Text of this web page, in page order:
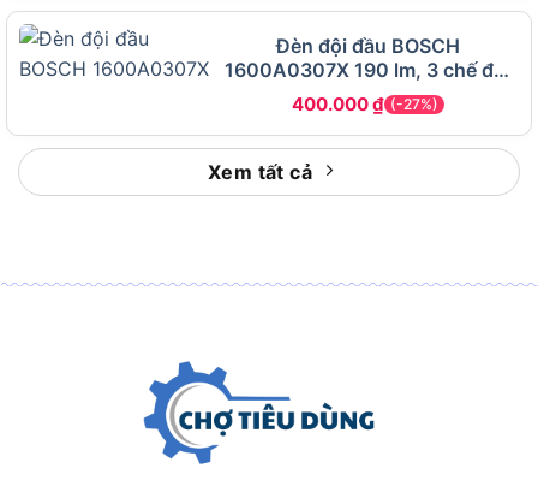
Độ sáng tối
thiểu
20 lumen (chế độ Low Power)
Tầm chiếu xa
40 mét
Pin AA 1.5V (Alkaline hoặc NiMH)
Thời gian sáng
(chế độ thấp)
35 giờ
Sạc từ tính (Magnetic Charge System)
Đèn đội đầu BOSCH
1600A0307X 190 lm, 3 chế độ,
chống nước
400.000₫ (-27%)
Xem tất cả